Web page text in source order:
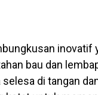
bau dan
di tangan